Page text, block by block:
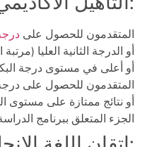
المتقدمون للحصول على
أو أعلى في مستوى درجة
المتقدمون للحصول على
الجزء المتعلق ببرنامج